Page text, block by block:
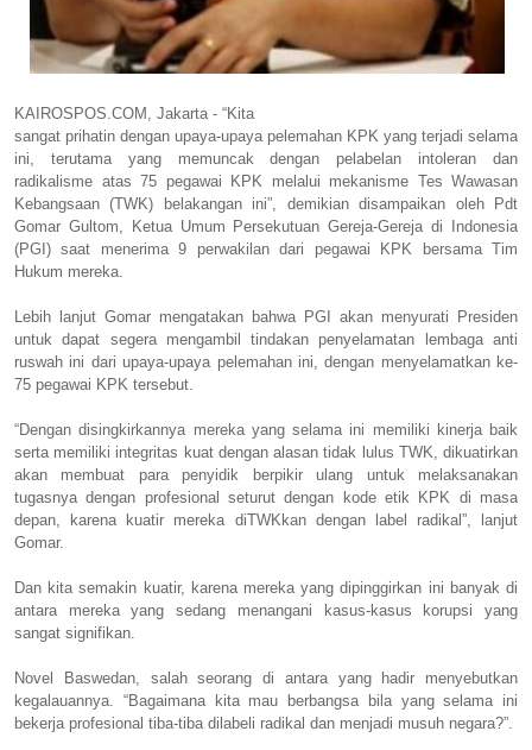
KAIROSPOS.COM, Jakarta - “Kita
sangat prihatin dengan upaya-upaya pelemahan KPK yang terjadi selama
ini, terutama yang memuncak dengan pelabelan intoleran dan
radikalisme atas 75 pegawai KPK melalui mekanisme Tes Wawasan
Kebangsaan (TWK) belakangan ini”, demikian disampaikan oleh Pdt
Gomar Gultom, Ketua Umum Persekutuan Gereja-Gereja di Indonesia
(PGI) saat menerima 9 perwakilan dari pegawai KPK bersama Tim
Hukum mereka.
Lebih lanjut Gomar mengatakan bahwa PGI akan menyurati Presiden
untuk dapat segera mengambil tindakan penyelamatan lembaga anti
ruswah ini dari upaya-upaya pelemahan ini, dengan menyelamatkan ke-
75 pegawai KPK tersebut.
“Dengan disingkirkannya mereka yang selama ini memiliki kinerja baik
serta memiliki integritas kuat dengan alasan tidak lulus TWK, dikuatirkan
akan membuat para penyidik berpikir ulang untuk melaksanakan
tugasnya dengan profesional seturut dengan kode etik KPK di masa
depan, karena kuatir mereka diTWKkan dengan label radikal”, lanjut
Gomar.
Dan kita semakin kuatir, karena mereka yang dipinggirkan ini banyak di
antara mereka yang sedang menangani kasus-kasus korupsi yang
sangat signifikan.
Novel Baswedan, salah seorang di antara yang hadir menyebutkan
kegalauannya. “Bagaimana kita mau berbangsa bila yang selama ini
bekerja profesional tiba-tiba dilabeli radikal dan menjadi musuh negara?”.